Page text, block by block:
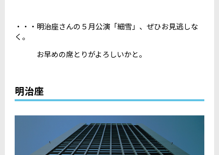
・・・明治座さんの５月公演「細雪」、ぜひお見逃しな
く。
お早めの席とりがよろしいかと。
明治座